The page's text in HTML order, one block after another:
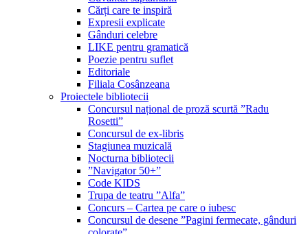
Cărți care te inspiră
Expresii explicate
Gânduri celebre
LIKE pentru gramatică
Poezie pentru suflet
Editoriale
Filiala Cosânzeana
Proiectele bibliotecii
Concursul național de proză scurtă ”Radu
Rosetti”
Concursul de ex-libris
Stagiunea muzicală
Nocturna bibliotecii
”Navigator 50+”
Code KIDS
Trupa de teatru ”Alfa”
Concurs – Cartea pe care o iubesc
Concursul de desene ”Pagini fermecate, gânduri